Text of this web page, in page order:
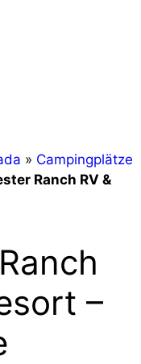
» Campingplätze
Ranch RV &
–